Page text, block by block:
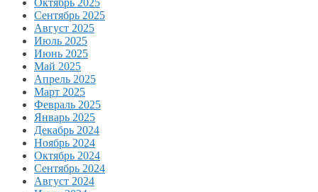
Октябрь 2025
Сентябрь 2025
Август 2025
Июль 2025
Июнь 2025
Май 2025
Апрель 2025
Март 2025
Февраль 2025
Январь 2025
Декабрь 2024
Ноябрь 2024
Октябрь 2024
Сентябрь 2024
Август 2024